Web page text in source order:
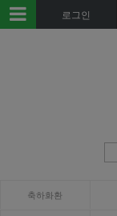
로그인
축하화환